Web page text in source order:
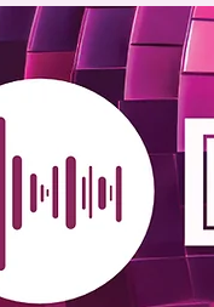
Welcome